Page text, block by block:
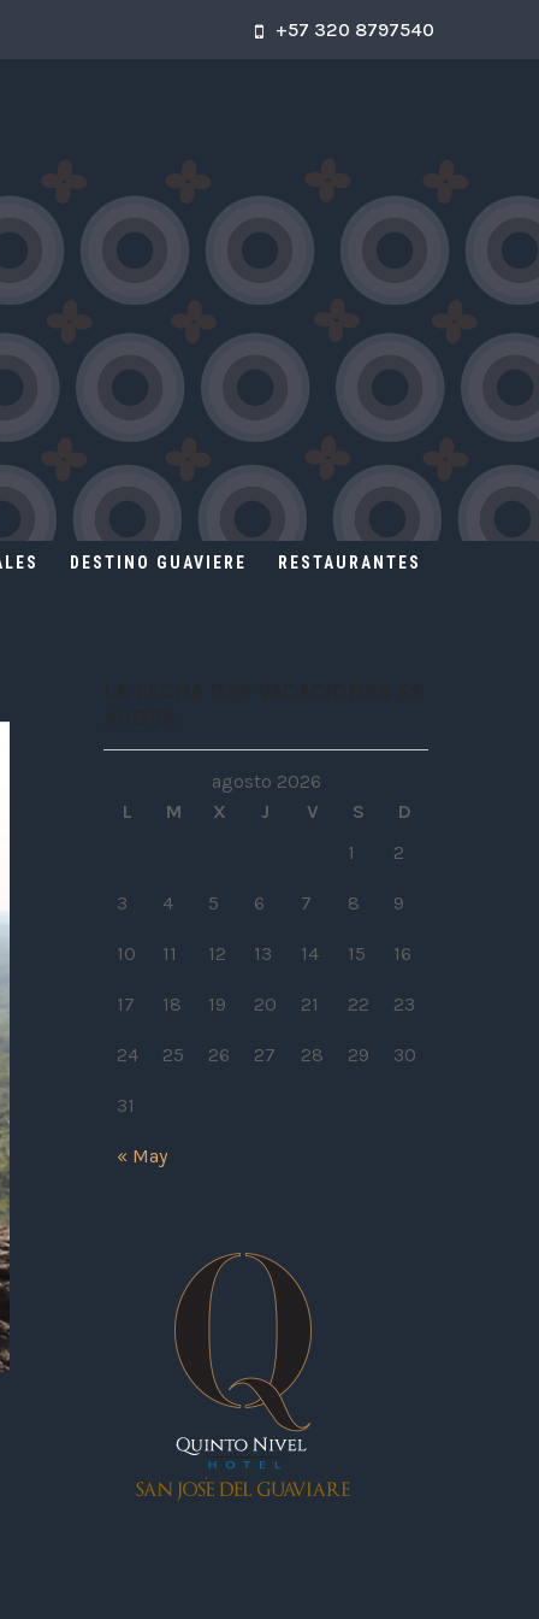
+57 320 8797540
DESTINO GUAVIERE RESTAURANTES
agosto 2026
L
M X J V S D
« May
1 2
3 4 5 6 7 8 9
10 11 12 13 14 15 16
17 18 19 20 21 22 23
24 25 26 27 28 29 30
31